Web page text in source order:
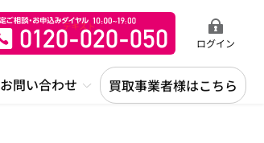
ログイン
お問い合わせ 買取事業者様はこちら